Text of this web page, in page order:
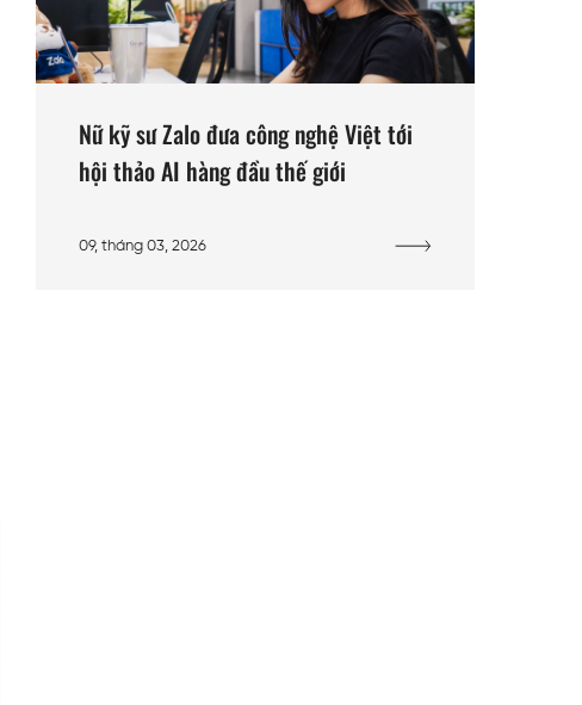
Nữ kỹ sư Zalo đưa công nghệ Việt tới
hội thảo AI hàng đầu thế giới
09, tháng 03, 2026